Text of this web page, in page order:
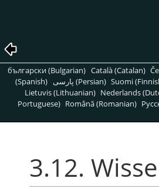
български (Bulgarian) Català (Catalan)
(Spanish)
پارسی (Persian) Suomi
Lietuvis (Lithuanian) Nederlands
Portuguese) Română (Romanian)
3.12.